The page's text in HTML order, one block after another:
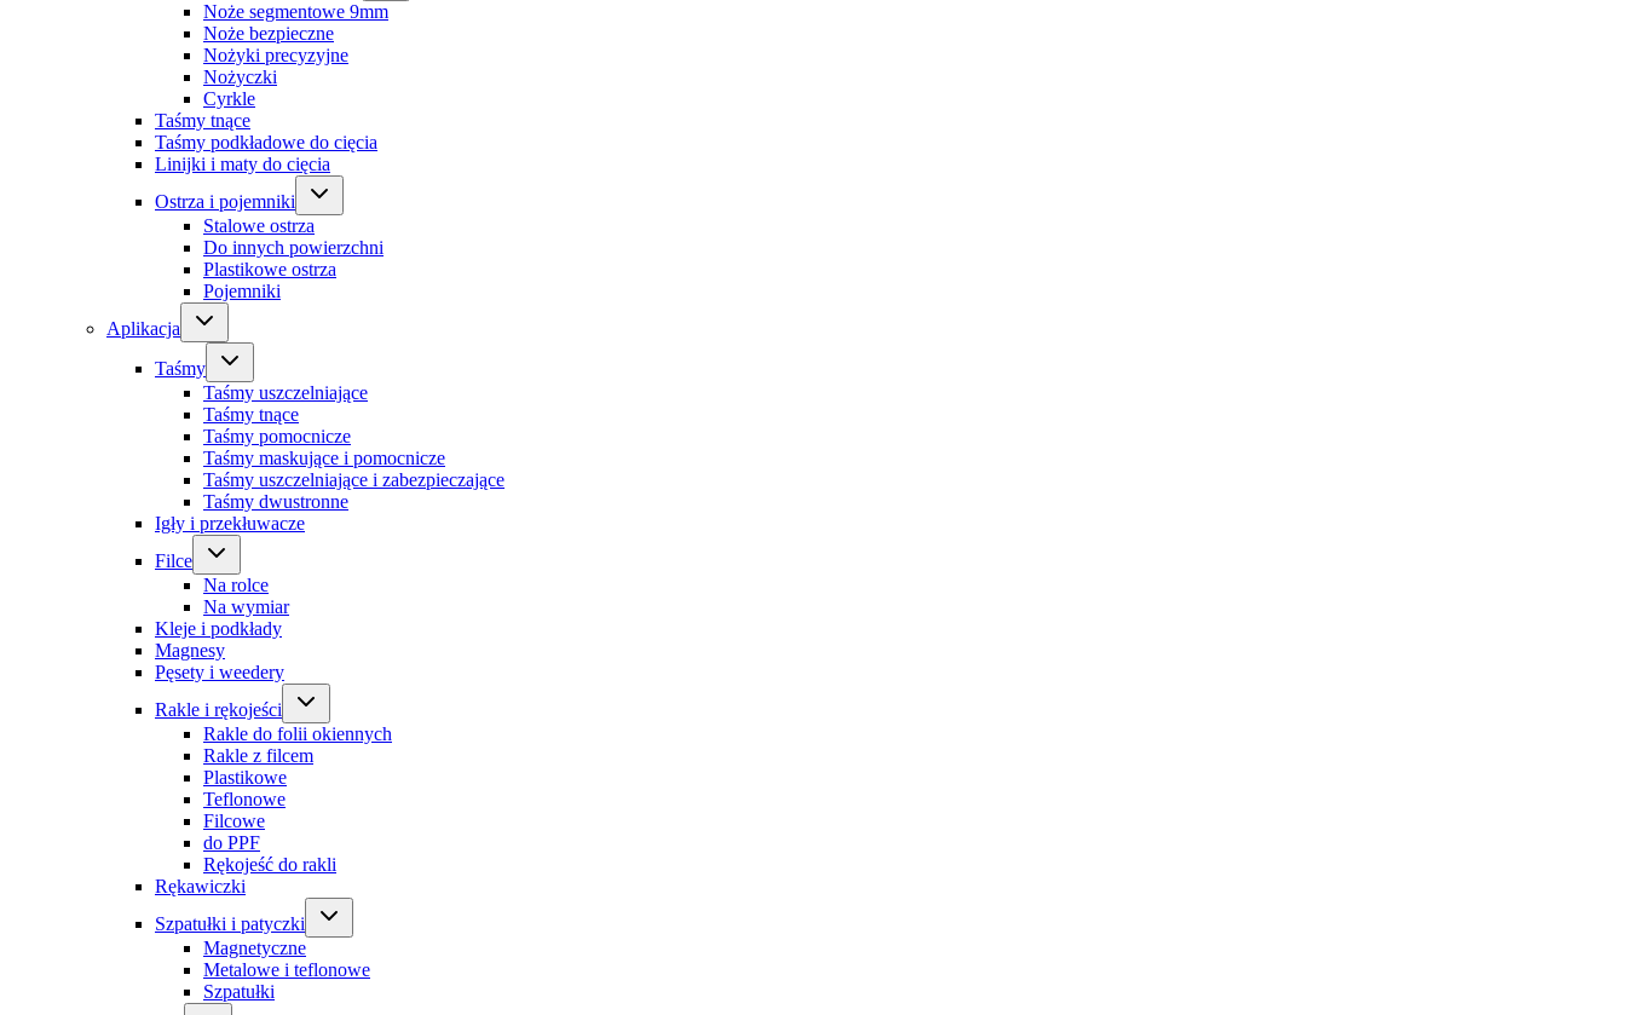
Noże segmentowe 9mm
Noże bezpieczne
Nożyki precyzyjne
Nożyczki
Cyrkle
Taśmy tnące
Taśmy podkładowe do cięcia
Linijki i maty do cięcia
Ostrza i pojemniki
Stalowe ostrza
Do innych powierzchni
Plastikowe ostrza
Pojemniki
Aplikacja
Taśmy
Taśmy uszczelniające
Taśmy tnące
Taśmy pomocnicze
Taśmy maskujące i pomocnicze
Taśmy uszczelniające i zabezpieczające
Taśmy dwustronne
Igły i przekłuwacze
Filce
Na rolce
Na wymiar
Kleje i podkłady
Magnesy
Pęsety i weedery
Rakle i rękojeści
Rakle do folii okiennych
Rakle z filcem
Plastikowe
Teflonowe
Filcowe
do PPF
Rękojeść do rakli
Rękawiczki
Szpatułki i patyczki
Magnetyczne
Metalowe i teflonowe
Szpatułki